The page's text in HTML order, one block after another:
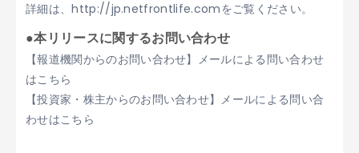
詳細は、http://jp.netfrontlife.comをご覧ください。
●本リリースに関するお問い合わせ
【報道機関からのお問い合わせ】メールによる問い合わせ
はこちら
【投資家・株主からのお問い合わせ】メールによる問い合
わせはこちら